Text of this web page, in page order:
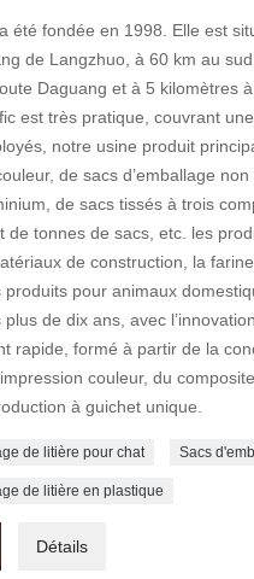
été fondée en 1998. Elle est
de Langzhuo, à 60 km au
Daguang et à 5 kilomètres
est très pratique, couvrant
notre usine produit
de sacs d’emballage
de sacs tissés à trois
de tonnes de sacs, etc. les
de construction, la
produits pour animaux
de dix ans, avec
rapide, formé à partir de la
couleur, du
à guichet unique.
de litière pour chat Sacs
de litière en plastique
Détails